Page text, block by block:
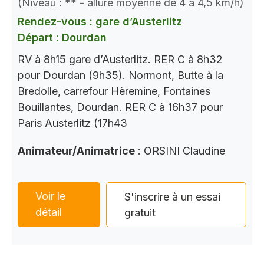
(Niveau : ** - allure moyenne de 4 à 4,5 km/h)
Rendez-vous : gare d’Austerlitz
Départ : Dourdan
RV à 8h15 gare d’Austerlitz. RER C à 8h32
pour Dourdan (9h35). Normont, Butte à la
Bredolle, carrefour Hèremine, Fontaines
Bouillantes, Dourdan. RER C à 16h37 pour
Paris Austerlitz (17h43
Animateur/Animatrice : ORSINI Claudine
Voir le
détail
S'inscrire à un essai
gratuit